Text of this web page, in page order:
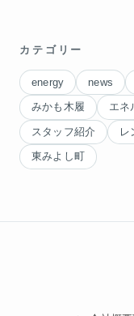
カテゴリー
energy news
みかも木履 エネ
スタッフ紹介 レ
東みよし町